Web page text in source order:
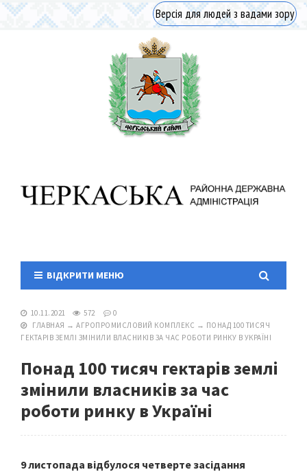
Версія для людей з вадами зору
ВІДКРИТИ МЕНЮ
10.11.2021 572
0
ГЛАВНАЯ → АГРОПРОМИСЛОВИЙ КОМПЛЕКС → ПОНАД 100 ТИСЯЧ
ГЕКТАРІВ ЗЕМЛІ ЗМІНИЛИ ВЛАСНИКІВ ЗА ЧАС РОБОТИ РИНКУ В УКРАЇНІ
Понад 100 тисяч гектарів землі
змінили власників за час
роботи ринку в Україні
9 листопада відбулося четверте засідання